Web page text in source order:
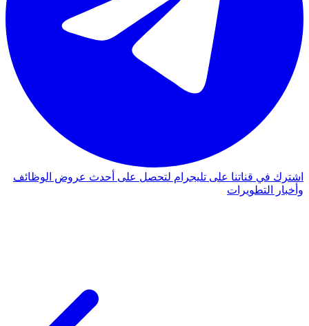
اشترك في قناتنا على تليجرام لتحصل على أحدث عروض الوظائف
وأخبار التطويرات